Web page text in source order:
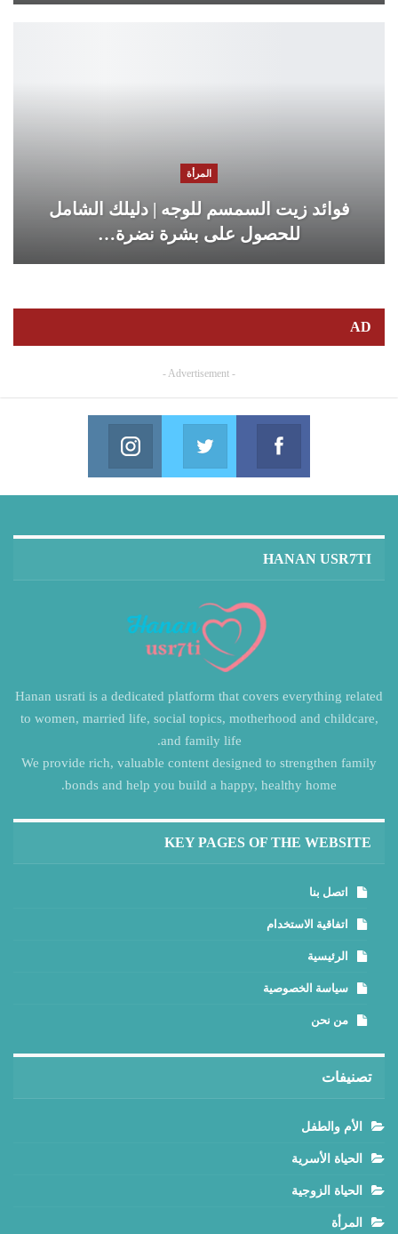
المرأة
فوائد زيت السمسم للوجه | دليلك الشامل
للحصول على بشرة نضرة…
AD
- Advertisement -
Facebook
Join us on Facebook
Twitter
Join us on Twitter
HANAN USR7TI
Hanan usrati is a dedicated platform that covers everything related
to women, married life, social topics, motherhood and childcare,
and family life.
We provide rich, valuable content designed to strengthen family
bonds and help you build a happy, healthy home.
KEY PAGES OF THE WEBSITE
اتصل بنا
اتفاقية الاستخدام
الرئيسية
سياسة الخصوصية
من نحن
تصنيفات
الأم والطفل
الحياة الأسرية
الحياة الزوجية
المرأة